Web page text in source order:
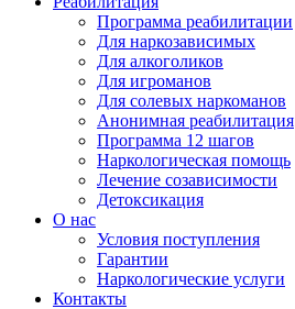
Программа реабилитации
Для наркозависимых
Для алкоголиков
Для игроманов
Для солевых наркоманов
Анонимная реабилитация
Программа 12 шагов
Наркологическая помощь
Лечение созависимости
Детоксикация
О нас
Условия поступления
Гарантии
Наркологические услуги
Контакты